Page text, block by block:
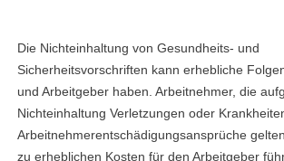
Die Nichteinhaltung von Gesundheits- und
Sicherheitsvorschriften kann erhebliche
und Arbeitgeber haben. Arbeitnehmer, die
Nichteinhaltung Verletzungen oder
Arbeitnehmerentschädigungsansprüche
zu erheblichen Kosten für den Arbeitgeber